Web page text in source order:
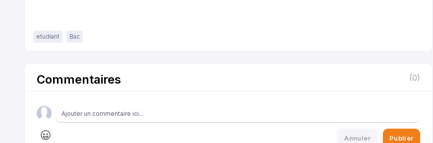
etudiant Bac
Commentaires (0)
Annuler Publier